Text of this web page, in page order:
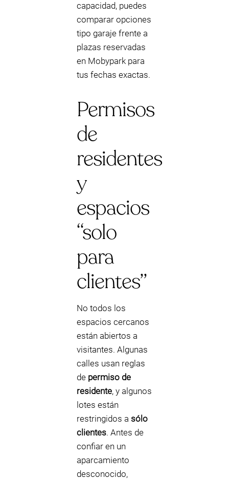
capacidad, puedes
comparar opciones
tipo garaje frente a
plazas reservadas
en Mobypark para
tus fechas exactas.
Permisos
de
residentes
y
espacios
“solo
para
clientes”
No todos los
espacios cercanos
están abiertos a
visitantes. Algunas
calles usan reglas
de permiso de
residente, y algunos
lotes están
restringidos a sólo
clientes. Antes de
confiar en un
aparcamiento
desconocido,